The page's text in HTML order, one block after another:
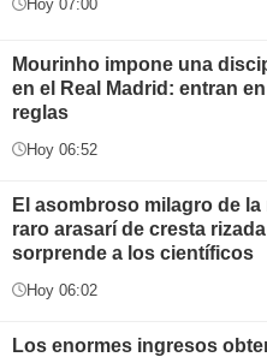
Hoy 07:00
Mourinho impone una
en el Real Madrid: entran
reglas
Hoy 06:52
El asombroso milagro de la
raro arasarí de cresta
sorprende a los científicos
Hoy 06:02
Los enormes ingresos